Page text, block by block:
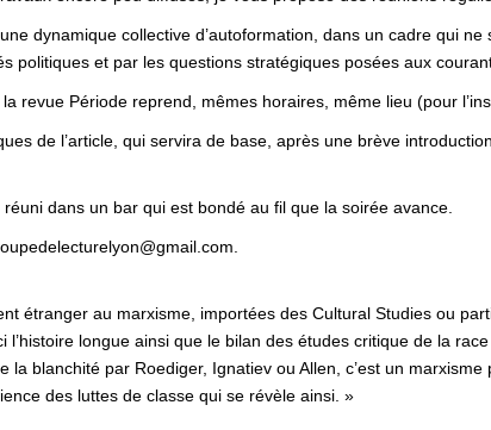
dynamique collective d’autoformation, dans un cadre qui
et par les questions stratégiques posées aux
revue Période reprend, mêmes horaires, même lieu (pour
de l’article, qui servira de base, après une brève
dans un bar qui est bondé au fil que la soirée avance.
com.
étranger au marxisme, importées des Cultural Studies ou
longue ainsi que le bilan des études critique de la
blanchité par Roediger, Ignatiev ou Allen, c’est un
des luttes de classe qui se révèle ainsi. »